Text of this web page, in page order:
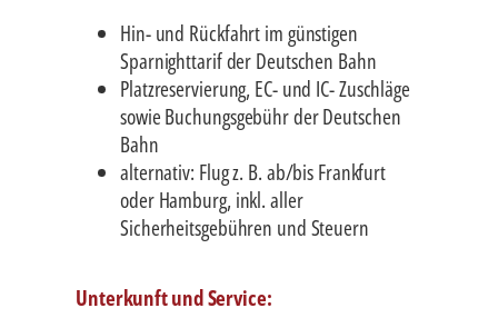
Hin- und Rückfahrt im günstigen
Sparnighttarif der Deutschen Bahn
Platzreservierung, EC- und IC- Zuschläge
sowie Buchungsgebühr der Deutschen
Bahn
alternativ: Flug z. B. ab/bis Frankfurt
oder Hamburg, inkl. aller
Sicherheitsgebühren und Steuern
Unterkunft und Service: